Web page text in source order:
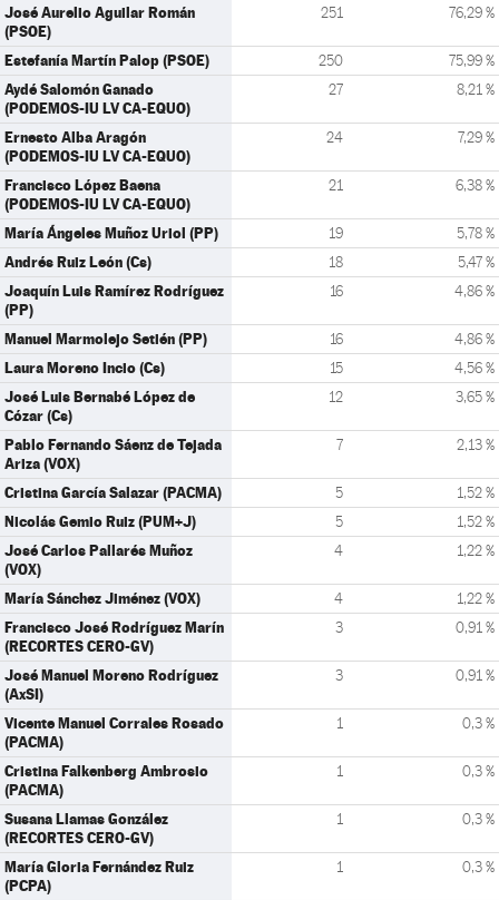
José Aurelio Aguilar Román
(PSOE)
251 76,29 %
Estefanía Martín Palop (PSOE) 250 75,99 %
Aydé Salomón Ganado
(PODEMOS-IU LV CA-EQUO)
27 8,21 %
Ernesto Alba Aragón
(PODEMOS-IU LV CA-EQUO)
24 7,29 %
Francisco López Baena
(PODEMOS-IU LV CA-EQUO)
21 6,38 %
María Ángeles Muñoz Uriol (PP) 19 5,78 %
Andrés Ruiz León (Cs) 18 5,47 %
Joaquín Luis Ramírez Rodríguez
(PP)
16 4,86 %
Manuel Marmolejo Setién (PP) 16 4,86 %
Laura Moreno Incio (Cs) 15 4,56 %
José Luis Bernabé López de
Cózar (Cs)
12 3,65 %
Pablo Fernando Sáenz de Tejada
Ariza (VOX)
7 2,13 %
Cristina García Salazar (PACMA) 5 1,52 %
Nicolás Gemio Ruiz (PUM+J) 5 1,52 %
José Carlos Pallarés Muñoz
(VOX)
4 1,22 %
María Sánchez Jiménez (VOX) 4 1,22 %
Francisco José Rodríguez Marín
(RECORTES CERO-GV)
3 0,91 %
José Manuel Moreno Rodríguez
(AxSI)
3 0,91 %
Vicente Manuel Corrales Rosado
(PACMA)
1 0,3 %
Cristina Falkenberg Ambrosio
(PACMA)
1 0,3 %
Susana Llamas González
(RECORTES CERO-GV)
1 0,3 %
María Gloria Fernández Ruiz
(PCPA)
1 0,3 %